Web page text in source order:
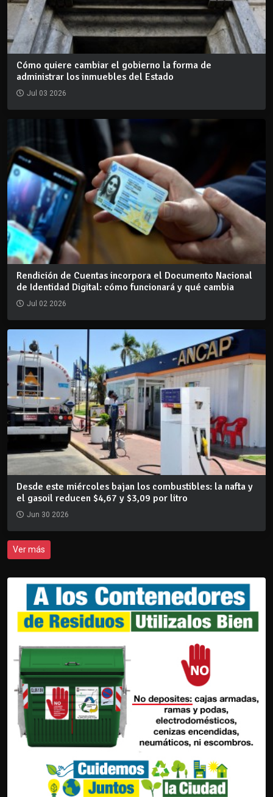
Cómo quiere cambiar el gobierno la forma de
administrar los inmuebles del Estado
Jul 03 2026
Rendición de Cuentas incorpora el Documento Nacional
de Identidad Digital: cómo funcionará y qué cambia
Jul 02 2026
Desde este miércoles bajan los combustibles: la nafta y
el gasoil reducen $4,67 y $3,09 por litro
Jun 30 2026
Ver más